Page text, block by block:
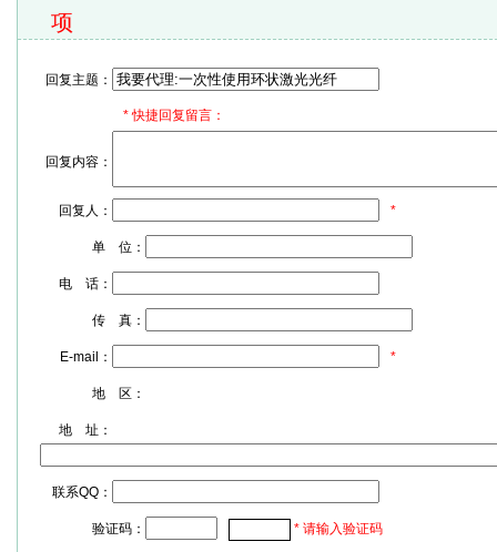
项
回复主题：
*快捷回复留言：
回复内容：
回复人： *
单 位：
电 话：
传 真：
E-mail： *
地 区：
地 址：
联系QQ：
验证码： * 请输入验证码